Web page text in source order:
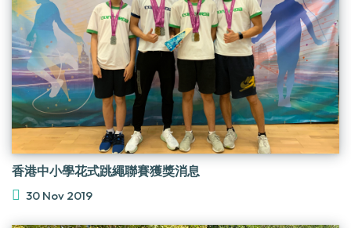
香港中小學花式跳繩聯賽獲獎消息
30 Nov 2019